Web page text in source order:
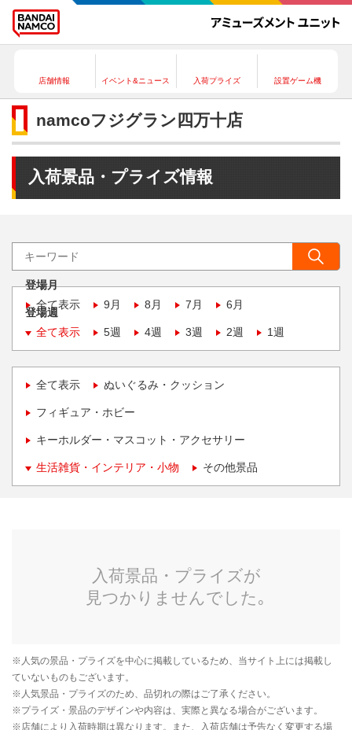
店舗情報 イベント&ニュース 入荷プライズ 設置ゲーム機
namcoフジグラン四万十店
入荷景品・プライズ情報
登場月
全て表示
9月 8月 7月 6月
登場週
全て表示
5週 4週 3週 2週 1週
全て表示 ぬいぐるみ・クッション
フィギュア・ホビー
キーホルダー・マスコット・アクセサリー
生活雑貨・インテリア・小物 その他景品